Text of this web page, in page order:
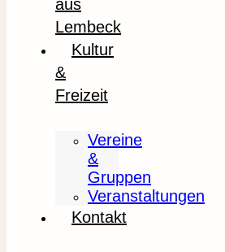
aus
Lembeck
Kultur
&
Freizeit
Vereine
&
Gruppen
Veranstaltungen
Kontakt